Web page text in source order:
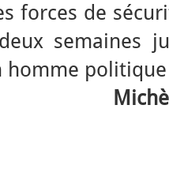
forces de
semaines
homme